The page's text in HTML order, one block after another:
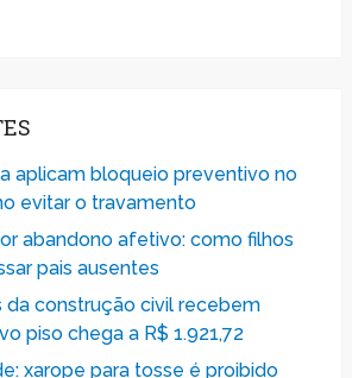
aplicam bloqueio preventivo no
evitar o travamento
abandono afetivo: como filhos
pais ausentes
da construção civil recebem
piso chega a R$ 1.921,72
xarope para tosse é proibido